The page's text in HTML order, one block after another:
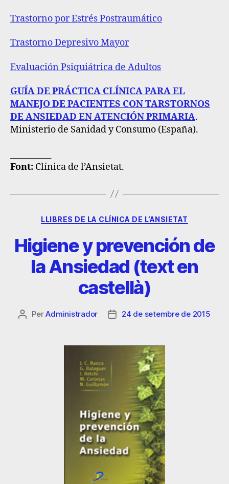
Trastorno por Estrés Postraumático
Trastorno Depresivo Mayor
Evaluación Psiquiátrica de Adultos
GUÍA DE PRÁCTICA CLÍNICA PARA EL
MANEJO DE PACIENTES CON TARSTORNOS
DE ANSIEDAD EN ATENCIÓN PRIMARIA.
Ministerio de Sanidad y Consumo (España).
Font: Clínica de l’Ansietat.
LLIBRES DE LA CLÍNICA DE L’ANSIETAT
Higiene y prevención de
la Ansiedad (text en
castellà)
PerAdministrador 24 de setembre de 2015